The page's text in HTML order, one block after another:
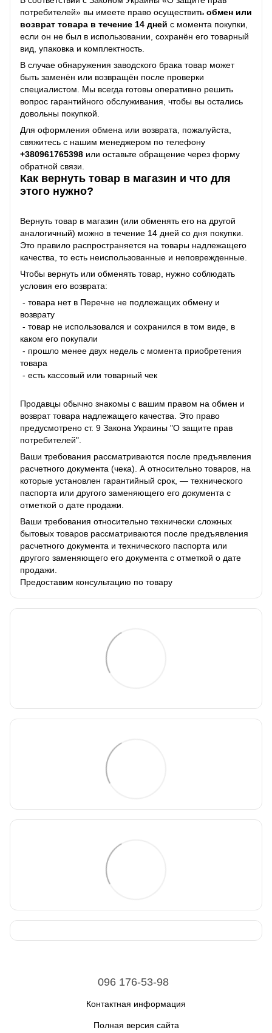
потребителей» вы имеете право осуществить обмен или
возврат товара в течение 14 дней с момента покупки,
если он не был в использовании, сохранён его товарный
вид, упаковка и комплектность.
В случае обнаружения заводского брака товар может
быть заменён или возвращён после проверки
специалистом. Мы всегда готовы оперативно решить
вопрос гарантийного обслуживания, чтобы вы остались
довольны покупкой.
Для оформления обмена или возврата, пожалуйста,
свяжитесь с нашим менеджером по телефону
+380961765398 или оставьте обращение через форму
обратной связи.
Как вернуть товар в магазин и что для
этого нужно?
Вернуть товар в магазин (или обменять его на другой
аналогичный) можно в течение 14 дней со дня покупки.
Это правило распространяется на товары надлежащего
качества, то есть неиспользованные и неповрежденные.
Чтобы вернуть или обменять товар, нужно соблюдать
условия его возврата:
- товара нет в Перечне не подлежащих обмену и
возврату
- товар не использовался и сохранился в том виде, в
каком его покупали
- прошло менее двух недель с момента приобретения
товара
- есть кассовый или товарный чек
Продавцы обычно знакомы с вашим правом на обмен и
возврат товара надлежащего качества. Это право
предусмотрено ст. 9 Закона Украины "О защите прав
потребителей".
Ваши требования рассматриваются после предъявления
расчетного документа (чека). А относительно товаров, на
которые установлен гарантийный срок, — технического
паспорта или другого заменяющего его документа с
отметкой о дате продажи.
Ваши требования относительно технически сложных
бытовых товаров рассматриваются после предъявления
расчетного документа и технического паспорта или
другого заменяющего его документа с отметкой о дате
продажи.
Предоставим консультацию по товару
096 176-53-98
Контактная информация
Полная версия сайта